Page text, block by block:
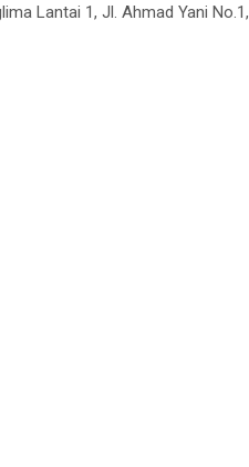
Lantai 1, Jl. Ahmad Yani